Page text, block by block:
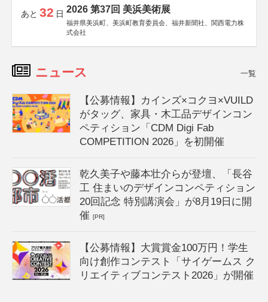
あと 32 日 2026 第37回 美浜美術展
福井県美浜町、美浜町教育委員会、福井新聞社、関西電力株
式会社
ニュース 一覧
【公募情報】カインズ×コクヨ×VUILD
がタッグ、家具・木工品デザインコン
ペティション「CDM Digi Fab
COMPETITION 2026」を初開催
乾久美子や藤本壮介らが登壇、「長谷
工 住まいのデザインコンペティション
20回記念 特別講演会」が8月19日に開
催[PR]
【公募情報】大賞賞金100万円！学生
向け創作コンテスト「サイゲームス ク
リエイティブコンテスト2026」が開催